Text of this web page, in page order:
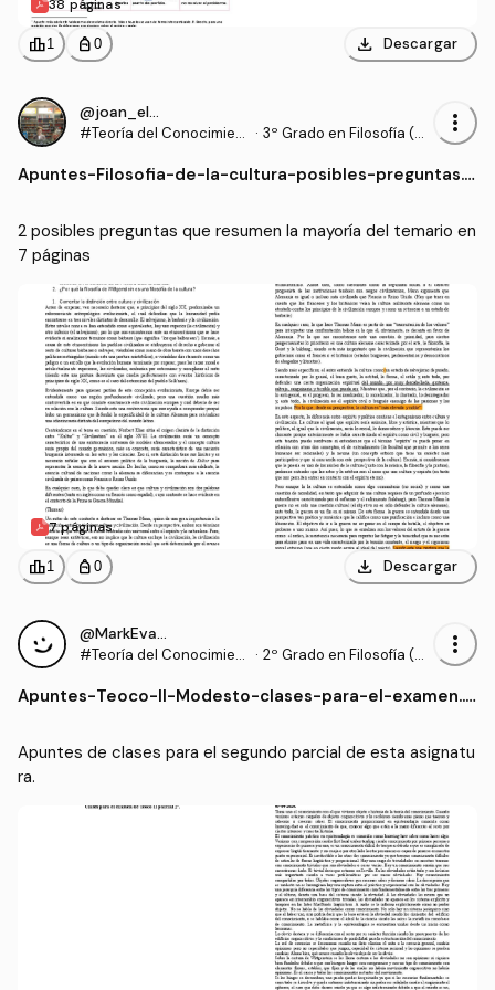
38 páginas
leaderboard1 personal_bag 0 download Descargar
@joan_elperro
#Teoría del Conocimient
· 3º Grado en Filosofía (U
more_vert
Apuntes-Filosofia-de-la-cultura-posibles-preguntas.p
2 posibles preguntas que resumen la mayoría del temario en
7 páginas
7 páginas
leaderboard1 personal_bag 0 download Descargar
@MarkEvans_5
#Teoría del Conocimient
· 2º Grado en Filosofía (U
more_vert
Apuntes-Teoco-II-Modesto-clases-para-el-examen..p
Apuntes de clases para el segundo parcial de esta asignatu